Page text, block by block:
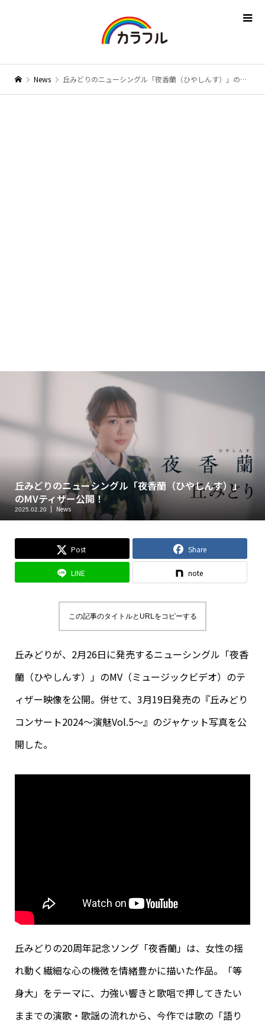
News 丘みどりのニューシングル「夜香蘭（ひやしんす）」のMVティザー公開！
丘みどりのニューシングル「夜香蘭（ひやしんす）」
のMVティザー公開！
2025.02.20 News
Post Share
LINE note
この記事のタイトルとURLをコピーする
丘みどりが、2月26日に発売するニューシングル「夜香
蘭（ひやしんす）」のMV（ミュージックビデオ）のテ
ィザー映像を公開。併せて、3月19日発売の『丘みどり
コンサート2024～演魅Vol.5～』のジャケット写真を公
開した。
丘みどりの20周年記念ソング「夜香蘭」は、女性の揺
れ動く繊細な心の機微を情緒豊かに描いた作品。「等
身大」をテーマに、力強い響きと歌唱で押してきたい
ままでの演歌・歌謡の流れから、今作では歌の「語り